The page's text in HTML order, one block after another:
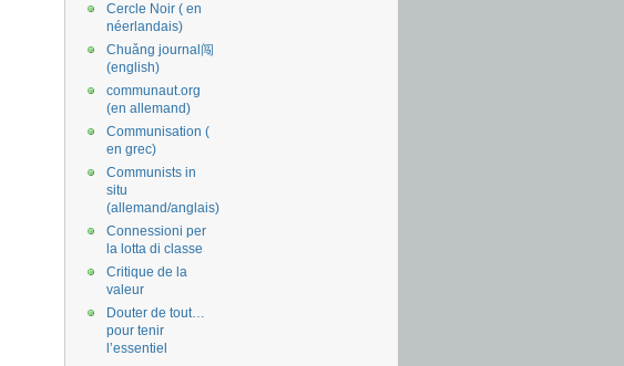
Cercle Noir ( en
néerlandais)
Chuǎng journal闯
(english)
communaut.org
(en allemand)
Communisation (
en grec)
Communists in
situ
(allemand/anglais)
Connessioni per
la lotta di classe
Critique de la
valeur
Douter de tout…
pour tenir
l’essentiel